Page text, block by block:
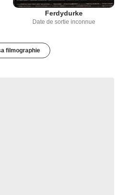
Ferdydurke
Date de sortie inconnue
filmographie